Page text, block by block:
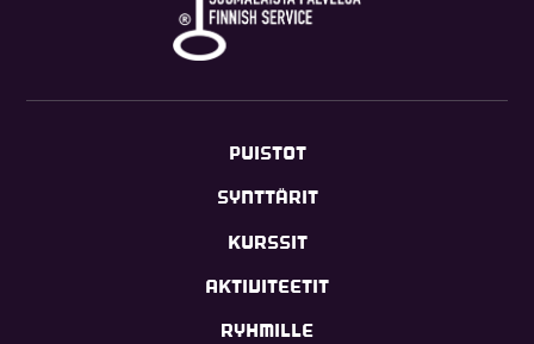
PUISTOT
SYNTTÄRIT
KURSSIT
AKTIVITEETIT
RYHMILLE